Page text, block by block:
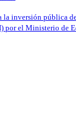
la inversión pública
el Ministerio de